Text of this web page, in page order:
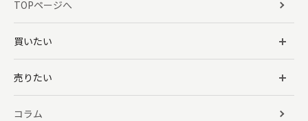
TOPページへ
買いたい
売りたい
コラム